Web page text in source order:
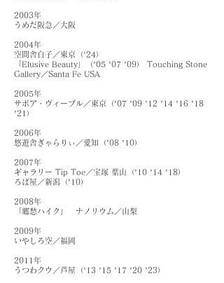
2003年
うめだ阪急／大阪
2004年
空間舎白子／東京（’24）
「Elusive Beauty」（’05 ’07 ’09） Touching Stone
Gallery／Santa Fe USA
2005年
サボア・ヴィーブル／東京（’07 ’09 ’12 ’14 ’16 ’18
’21）
2006年
悠遊舎ぎゃらりぃ／愛知（’08 ’10）
2007年
ギャラリー Tip Toe／宝塚 葉山（’10 ’14 ’18）
ろば屋／新潟（’10）
2008年
「郷愁ハイク」 ナノリウム／山梨
2009年
いやしろ空／福岡
2011年
うつわクウ／芦屋（’13 ’15 ’17 ’20 ’23）